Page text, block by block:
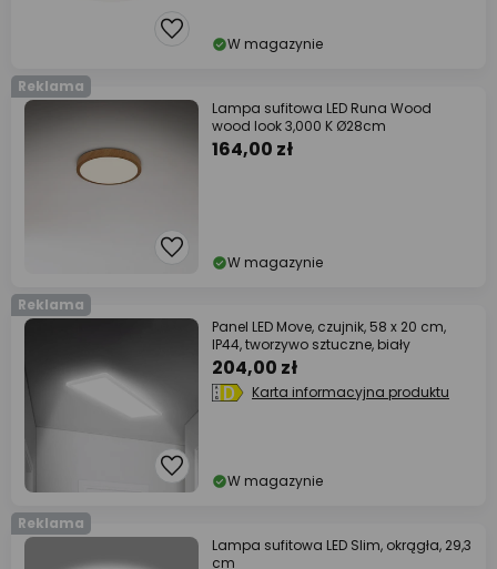
W magazynie
Reklama
Lampa sufitowa LED Runa Wood
wood look 3,000 K Ø28cm
164,00 zł
W magazynie
Reklama
Panel LED Move, czujnik, 58 x 20 cm,
IP44, tworzywo sztuczne, biały
204,00 zł
Karta informacyjna produktu
W magazynie
Reklama
Lampa sufitowa LED Slim, okrągła, 29,3
cm